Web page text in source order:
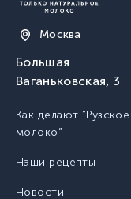
Москва
Большая
Ваганьковская, 3
Как делают “Рузское
молоко”
Наши рецепты
Новости